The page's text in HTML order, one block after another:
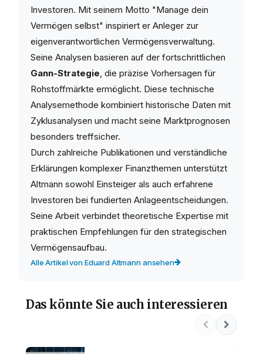
Investoren. Mit seinem Motto "Manage dein
Vermögen selbst" inspiriert er Anleger zur
eigenverantwortlichen Vermögensverwaltung.
Seine Analysen basieren auf der fortschrittlichen
Gann-Strategie , die präzise Vorhersagen für
Rohstoffmärkte ermöglicht. Diese technische
Analysemethode kombiniert historische Daten mit
Zyklusanalysen und macht seine Marktprognosen
besonders treffsicher.
Durch zahlreiche Publikationen und verständliche
Erklärungen komplexer Finanzthemen unterstützt
Altmann sowohl Einsteiger als auch erfahrene
Investoren bei fundierten Anlageentscheidungen.
Seine Arbeit verbindet theoretische Expertise mit
praktischen Empfehlungen für den strategischen
Vermögensaufbau.
Alle Artikel von Eduard Altmann ansehen
Das könnte Sie auch interessieren